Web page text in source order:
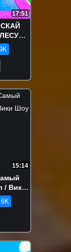
17:51
15:14
/ Вики